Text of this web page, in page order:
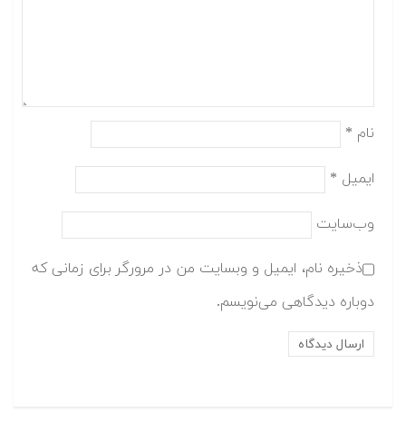
نام *
ایمیل *
وب‌سایت
ذخیره نام، ایمیل و وبسایت من در مرورگر برای زمانی که
دوباره دیدگاهی می‌نویسم.